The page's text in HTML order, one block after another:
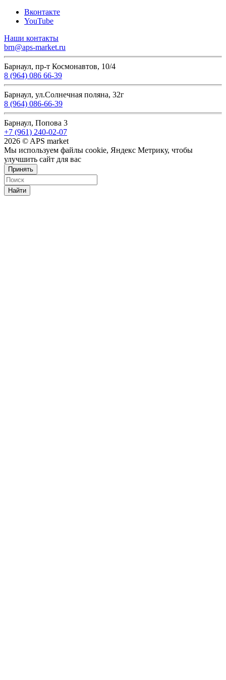
Вконтакте
YouTube
Наши контакты
brn@aps-market.ru
Барнаул, пр-т Космонавтов, 10/4
8 (964) 086 66-39
Барнаул, ул.Солнечная поляна, 32г
8 (964) 086-66-39
Барнаул, Попова 3
+7 (961) 240-02-07
2026 © APS market
Мы используем файлы cookie, Яндекс Метрику, чтобы
улучшить сайт для вас
Принять
Найти